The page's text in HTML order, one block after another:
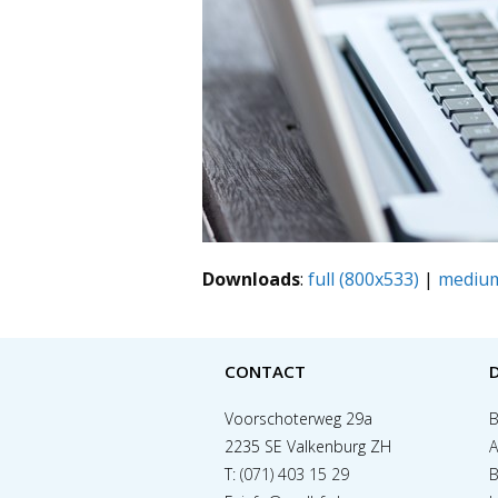
Downloads: full (800x533) |
CONTACT
Voorschoterweg 29a
2235 SE Valkenburg ZH
T: (071) 403 15 29